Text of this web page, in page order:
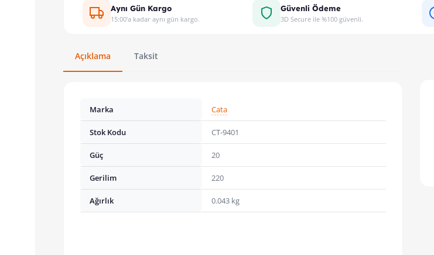
Aynı Gün Kargo
15:00'a kadar aynı gün kargo.
Güvenli Ödeme
3D Secure ile %100 güvenli.
Açıklama Taksit
Marka Cata
Stok Kodu CT-9401
Güç 20
Gerilim 220
Ağırlık 0.043 kg